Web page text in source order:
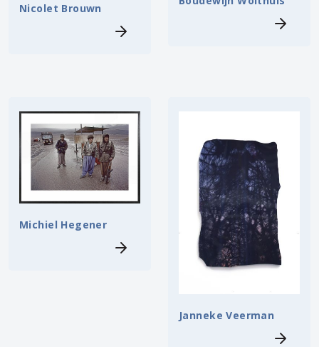
Nicolet Brouwn
Michiel Hegener
Janneke Veerman